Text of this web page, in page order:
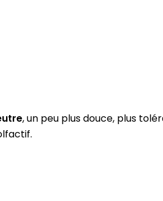
, un peu plus douce, plus